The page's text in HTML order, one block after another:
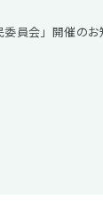
委員会」開催のお